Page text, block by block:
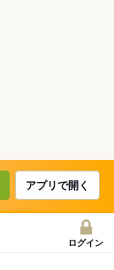
アプリで開く
ログイン